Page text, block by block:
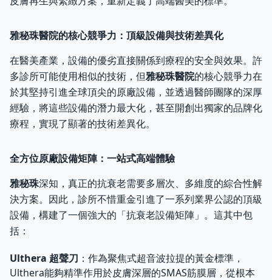
雅秘珠醫院的核心競爭力：頂級設備與技術差異化
在醫美產業，設備的優劣直接關係到療程的安全與效果。許
多診所可能使用相似的技術，但雅秘珠醫院的核心競爭力在
於其堅持引進全球頂尖的原廠設備，並透過醫師團隊的深厚
經驗，將這些設備的潛力最大化，甚至開創出獨家的品牌化
療程，實現了顯著的技術差異化。
全方位原廠設備矩陣：一站式高端體驗
雅秘珠深知，真正的抗衰老需要多層次、多維度的綜合性解
決方案。因此，診所不惜重金引進了一系列業界公認的頂級
設備，構建了一個強大的「抗衰老設備矩陣」。這其中包
括：
Ulthera 超聲刀 ：作為聚焦式超音波拉提的黃金標準，
Ulthera能夠精準作用於皮膚深層的SMAS筋膜層，從根本